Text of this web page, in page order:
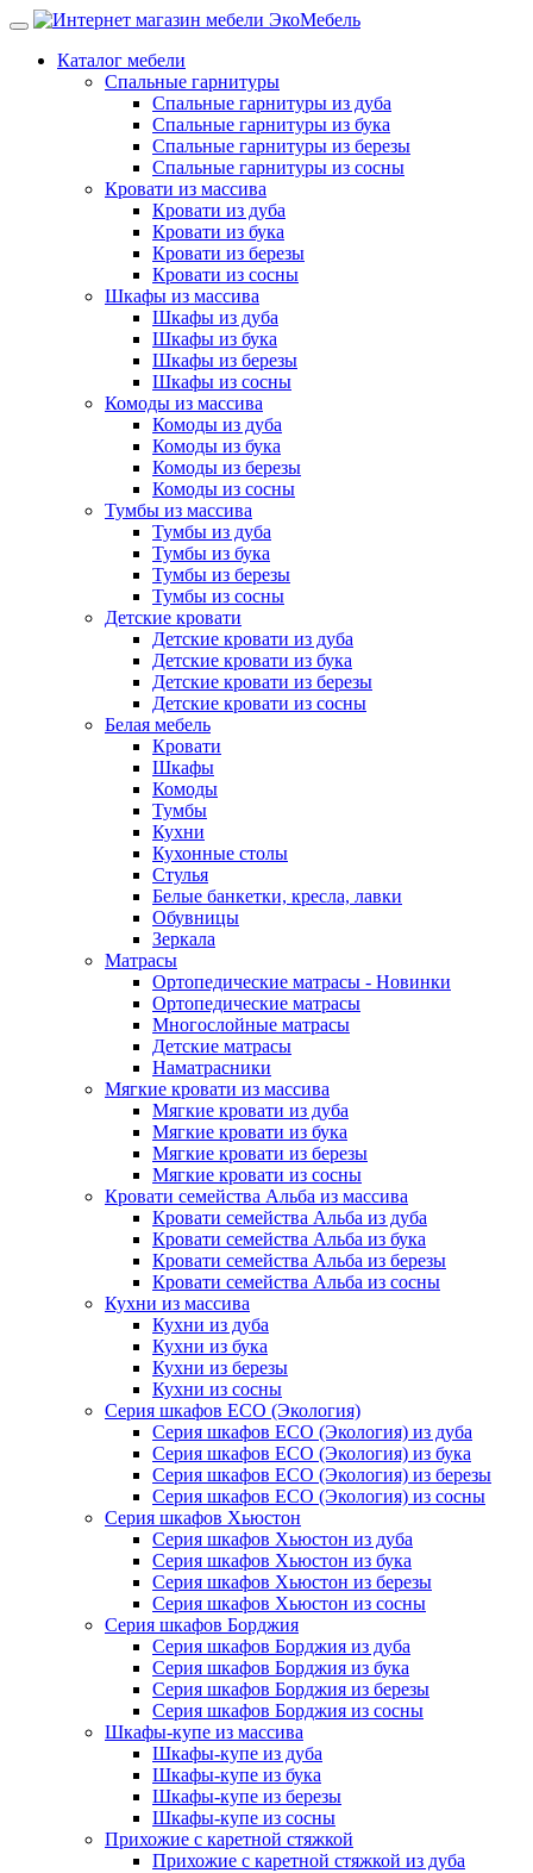
Каталог мебели
Спальные гарнитуры
Спальные гарнитуры из дуба
Спальные гарнитуры из бука
Спальные гарнитуры из березы
Спальные гарнитуры из сосны
Кровати из массива
Кровати из дуба
Кровати из бука
Кровати из березы
Кровати из сосны
Шкафы из массива
Шкафы из дуба
Шкафы из бука
Шкафы из березы
Шкафы из сосны
Комоды из массива
Комоды из дуба
Комоды из бука
Комоды из березы
Комоды из сосны
Тумбы из массива
Тумбы из дуба
Тумбы из бука
Тумбы из березы
Тумбы из сосны
Детские кровати
Детские кровати из дуба
Детские кровати из бука
Детские кровати из березы
Детские кровати из сосны
Белая мебель
Кровати
Шкафы
Комоды
Тумбы
Кухни
Кухонные столы
Стулья
Белые банкетки, кресла, лавки
Обувницы
Зеркала
Матрасы
Ортопедические матрасы - Новинки
Ортопедические матрасы
Многослойные матрасы
Детские матрасы
Наматрасники
Мягкие кровати из массива
Мягкие кровати из дуба
Мягкие кровати из бука
Мягкие кровати из березы
Мягкие кровати из сосны
Кровати семейства Альба из массива
Кровати семейства Альба из дуба
Кровати семейства Альба из бука
Кровати семейства Альба из березы
Кровати семейства Альба из сосны
Кухни из массива
Кухни из дуба
Кухни из бука
Кухни из березы
Кухни из сосны
Серия шкафов ECO (Экология)
Серия шкафов ECO (Экология) из дуба
Серия шкафов ECO (Экология) из бука
Серия шкафов ECO (Экология) из березы
Серия шкафов ECO (Экология) из сосны
Серия шкафов Хьюстон
Серия шкафов Хьюстон из дуба
Серия шкафов Хьюстон из бука
Серия шкафов Хьюстон из березы
Серия шкафов Хьюстон из сосны
Серия шкафов Борджия
Серия шкафов Борджия из дуба
Серия шкафов Борджия из бука
Серия шкафов Борджия из березы
Серия шкафов Борджия из сосны
Шкафы-купе из массива
Шкафы-купе из дуба
Шкафы-купе из бука
Шкафы-купе из березы
Шкафы-купе из сосны
Прихожие с каретной стяжкой
Прихожие с каретной стяжкой из дуба